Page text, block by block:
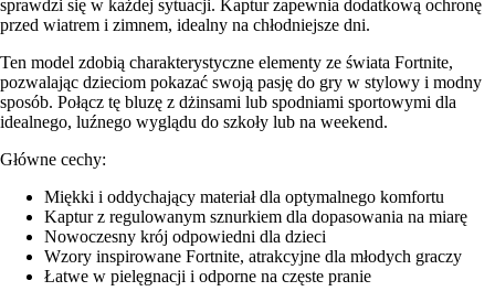
sprawdzi się w każdej sytuacji. Kaptur zapewnia dodatkową ochronę
przed wiatrem i zimnem, idealny na chłodniejsze dni.
Ten model zdobią charakterystyczne elementy ze świata Fortnite,
pozwalając dzieciom pokazać swoją pasję do gry w stylowy i modny
sposób. Połącz tę bluzę z dżinsami lub spodniami sportowymi dla
idealnego, luźnego wyglądu do szkoły lub na weekend.
Główne cechy:
Miękki i oddychający materiał dla optymalnego komfortu
Kaptur z regulowanym sznurkiem dla dopasowania na miarę
Nowoczesny krój odpowiedni dla dzieci
Wzory inspirowane Fortnite, atrakcyjne dla młodych graczy
Łatwe w pielęgnacji i odporne na częste pranie